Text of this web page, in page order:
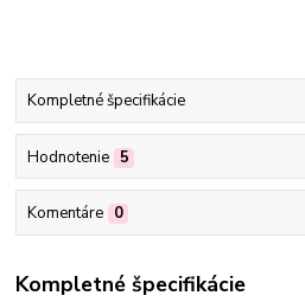
Kompletné špecifikácie
Hodnotenie 5
Komentáre 0
Kompletné špecifikácie